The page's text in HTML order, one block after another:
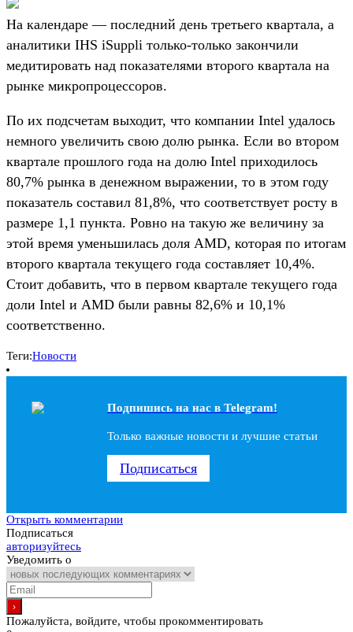
На календаре — последний день третьего квартала, а
аналитики IHS iSuppli только-только закончили
медитировать над показателями второго квартала на
рынке микропроцессоров.
По их подсчетам выходит, что компании Intel удалось
немного увеличить свою долю рынка. Если во втором
квартале прошлого года на долю Intel приходилось
80,7% рынка в денежном выражении, то в этом году
показатель составил 81,8%, что соответствует росту в
размере 1,1 пункта. Ровно на такую же величину за
этой время уменьшилась доля AMD, которая по итогам
второго квартала текущего года составляет 10,4%.
Стоит добавить, что в первом квартале текущего года
доли Intel и AMD были равны 82,6% и 10,1%
соответственно.
Теги:Новости
Подпишись на наc в Telegram!
Только важные новости и лучшие статьи
Подписаться
Открыть комментарии
Подписаться
авторизуйтесь
Уведомить о
Пожалуйста, войдите, чтобы прокомментировать